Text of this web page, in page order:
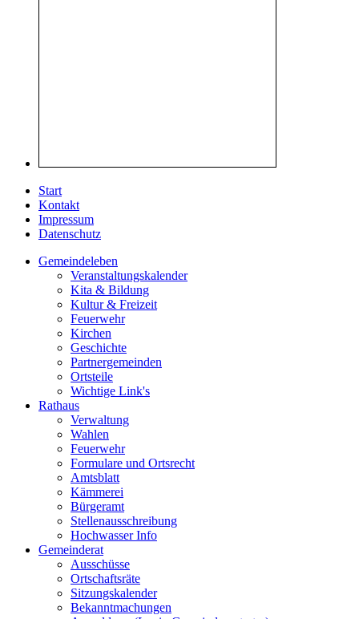
Start
Kontakt
Impressum
Datenschutz
Gemeindeleben
Veranstaltungskalender
Kita & Bildung
Kultur & Freizeit
Feuerwehr
Kirchen
Geschichte
Partnergemeinden
Ortsteile
Wichtige Link's
Rathaus
Verwaltung
Wahlen
Feuerwehr
Formulare und Ortsrecht
Amtsblatt
Kämmerei
Bürgeramt
Stellenausschreibung
Hochwasser Info
Gemeinderat
Ausschüsse
Ortschaftsräte
Sitzungskalender
Bekanntmachungen